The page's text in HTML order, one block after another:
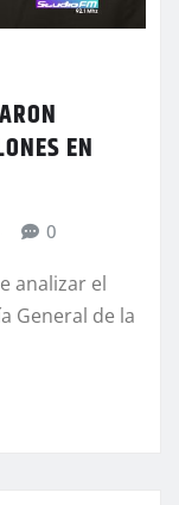
EN
0
analizar el
General de la